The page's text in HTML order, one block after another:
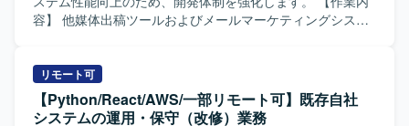
ただきます。 【ポジションの魅力】 長期的なリプレイスプ
とができます。フロントエンドからバックエンド、インフ
ラまで幅広い技術領域に関与できるため、フルスタックエ
ンジニアとしてのスキルを大きく伸ばしていただけます。
容】 他媒体出稿ツールおよびメールマーケティングシステ
を行います。既存機能改修、新機能開発、性能改善、PHP
バージョンアップに伴うリファクタリング、AWS環境への
移行を行います。 【求める人物像】 仕様が固まりきってい
リモート可
【Python/React/AWS/一部リモート可】既存自社
システムの運用・保守（改修）業務